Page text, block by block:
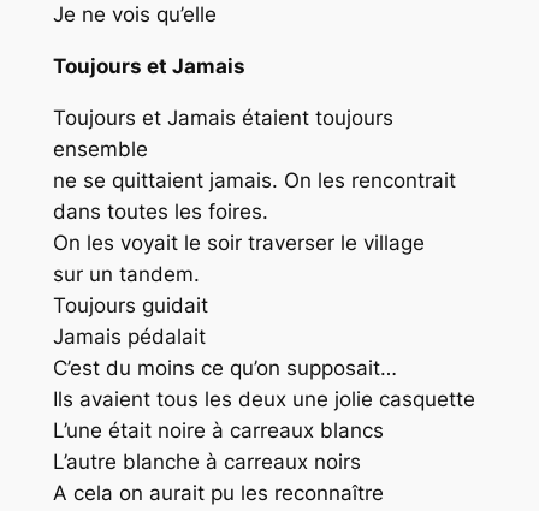
Je ne vois qu’elle
Toujours et Jamais
Toujours et Jamais étaient toujours
ensemble
ne se quittaient jamais. On les rencontrait
dans toutes les foires.
On les voyait le soir traverser le village
sur un tandem.
Toujours guidait
Jamais pédalait
C’est du moins ce qu’on supposait…
Ils avaient tous les deux une jolie casquette
L’une était noire à carreaux blancs
L’autre blanche à carreaux noirs
A cela on aurait pu les reconnaître